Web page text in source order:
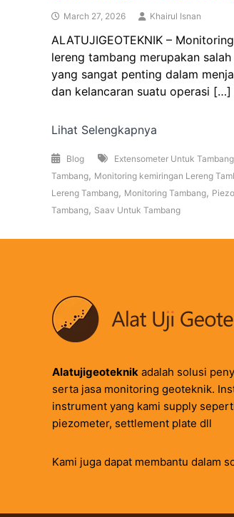
March 27, 2026 Khairul Isnan
ALATUJIGEOTEKNIK –
lereng tambang merupakan
yang sangat penting dalam
dan kelancaran suatu operasi […]
Lihat Selengkapnya
Blog Extensometer Untuk Tambang
Tambang, Monitoring kemiringan Lereng
Lereng Tambang, Monitoring Tambang,
Tambang, Saav Untuk Tambang
Alatujigeoteknik adalah solusi
serta jasa monitoring geoteknik.
instrument yang kami supply
piezometer, settlement plate dll
Kami juga dapat membantu dalam